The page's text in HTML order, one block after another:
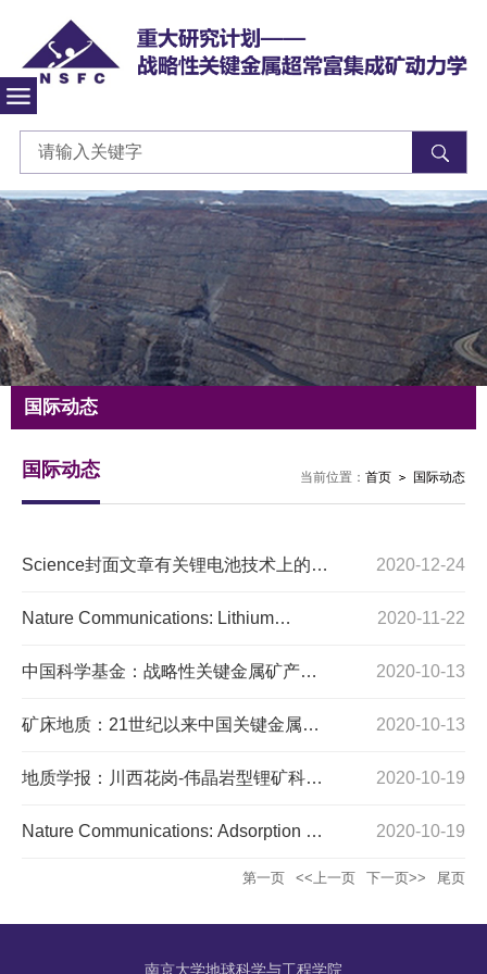
国际动态
当前位置： 首页 国际动态
国际动态
Science封面文章有关锂电池技术上的重
大突破，相关镍的用途的解决，使镍资
2020-12-24
Nature Communications: Lithium
systematics in global arc magmas and
2020-11-22
中国科学基金：战略性关键金属矿产资
源：现状与问题
2020-10-13
矿床地质：21世纪以来中国关键金属矿
产找矿勘查与研究新进展
2020-10-13
地质学报：川西花岗-伟晶岩型锂矿科学
钻探:科学问题和科学意义
2020-10-19
Nature Communications: Adsorption of
rare earth elements in regolith-hosted
2020-10-19
第一页 <<上一页 下一页>> 尾页
南京大学地球科学与工程学院